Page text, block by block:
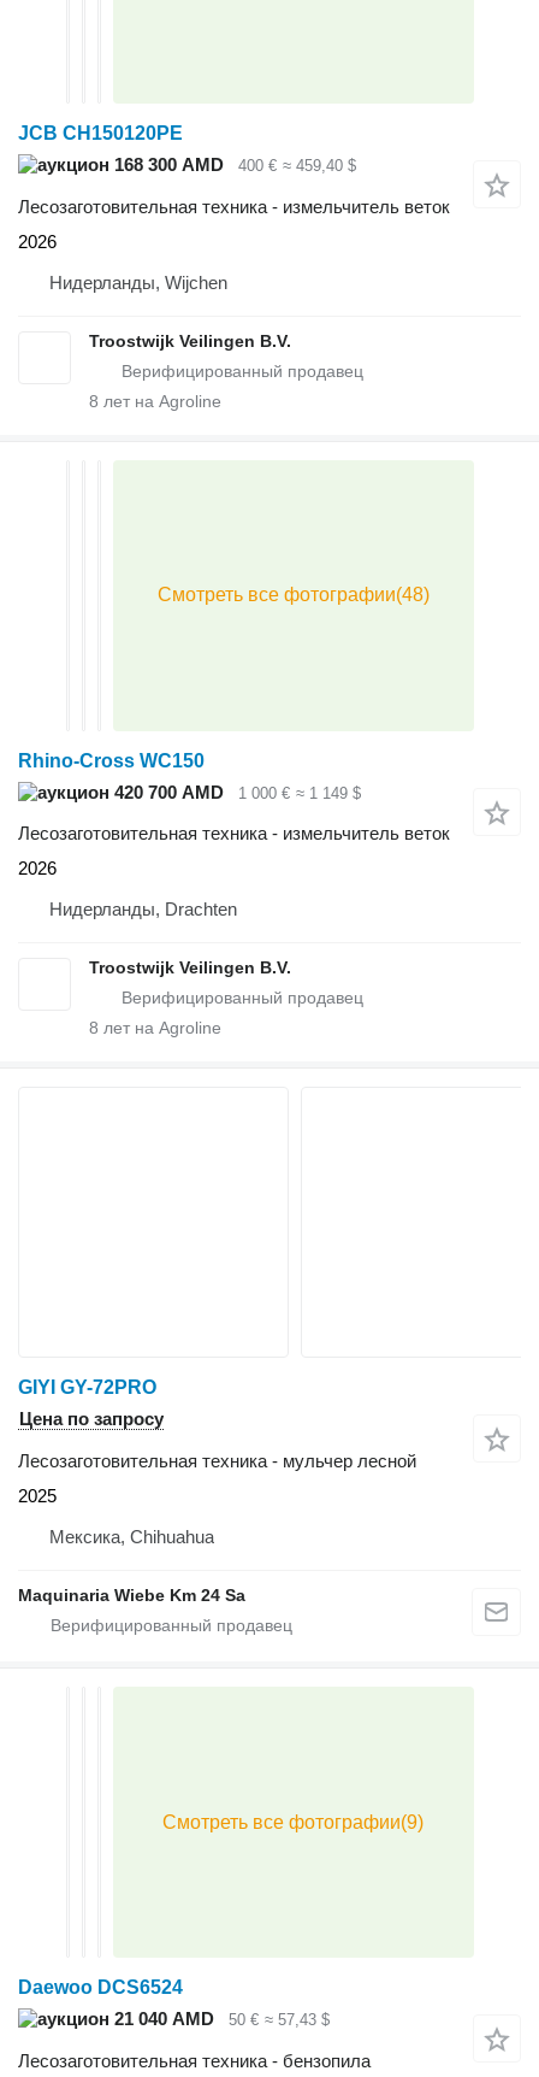
JCB CH150120PE
168 300 AMD
400 € ≈ 459,40 $
Лесозаготовительная техника - измельчитель веток
2026
Нидерланды, Wijchen
Troostwijk Veilingen B.V.
8 лет на Agroline
Rhino-Cross WC150
420 700 AMD
1 000 € ≈ 1 149 $
Лесозаготовительная техника - измельчитель веток
2026
Нидерланды, Drachten
Troostwijk Veilingen B.V.
8 лет на Agroline
GIYI GY-72PRO
Цена по запросу
Лесозаготовительная техника - мульчер лесной
2025
Мексика, Chihuahua
Maquinaria Wiebe Km 24 Sa
Daewoo DCS6524
21 040 AMD
50 € ≈ 57,43 $
Лесозаготовительная техника - бензопила